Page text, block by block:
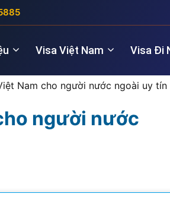
Visa Việt Nam
quản lý
Thăm
Visa Đi
New Zealand
Nam cho người nước ngoài uy tín
người nước